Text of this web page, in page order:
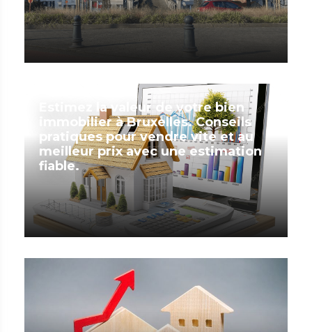
Estimez la valeur de votre bien
immobilier à Bruxelles. Conseils
pratiques pour vendre vite et au
meilleur prix avec une estimation
fiable.